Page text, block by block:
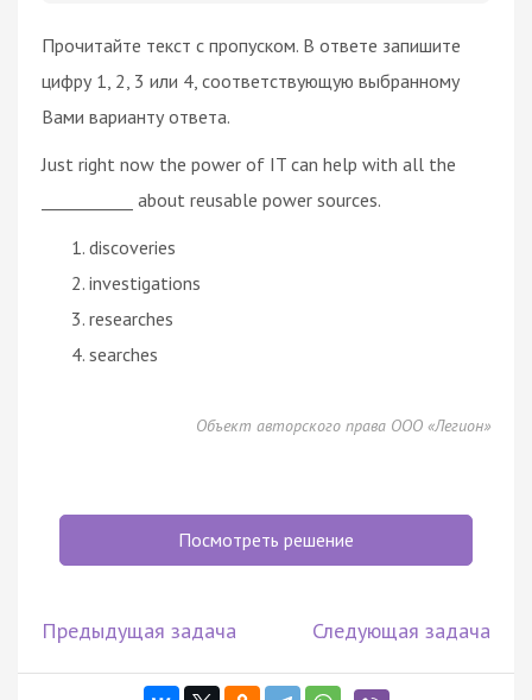
Прочитайте текст с пропуском. В ответе запишите
цифру 1, 2, 3 или 4, соответствующую выбранному
Вами варианту ответа.
Just right now the power of IT can help with all the
___________ about reusable power sources.
discoveries
investigations
researches
searches
Объект авторского права ООО «Легион»
Посмотреть решение
Предыдущая задача Следующая задача